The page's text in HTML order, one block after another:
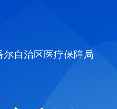
尔自治区医疗保障局